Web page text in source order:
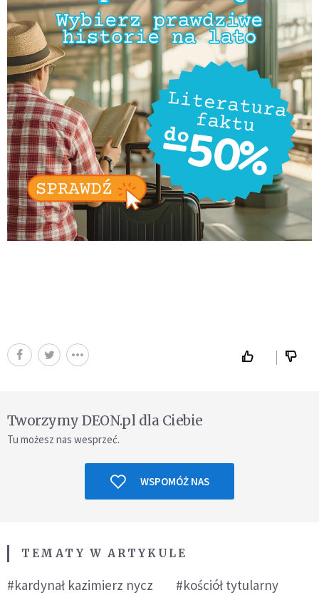
Tworzymy DEON.pl dla Ciebie
Tu możesz nas wesprzeć.
WSPOMÓŻ NAS
TEMATY W ARTYKULE
#kardynał kazimierz nycz #kościół tytularny